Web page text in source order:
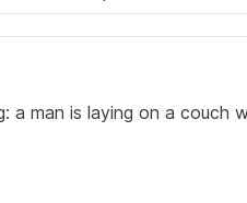
a man is laying on a